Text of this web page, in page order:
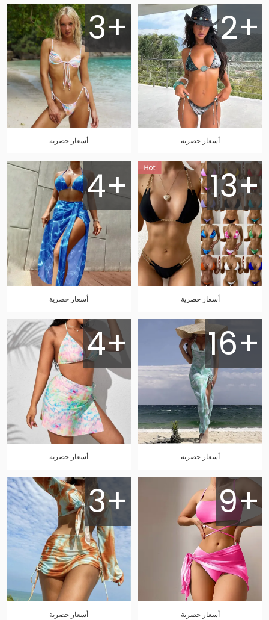
2+
أسعار حصرية
3+
أسعار حصرية
13+
أسعار حصرية
4+
أسعار حصرية
16+
أسعار حصرية
4+
أسعار حصرية
9+
أسعار حصرية
3+
أسعار حصرية